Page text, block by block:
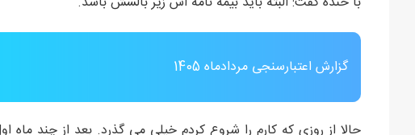
گزارش اعتبارسنجی مردادماه 1405